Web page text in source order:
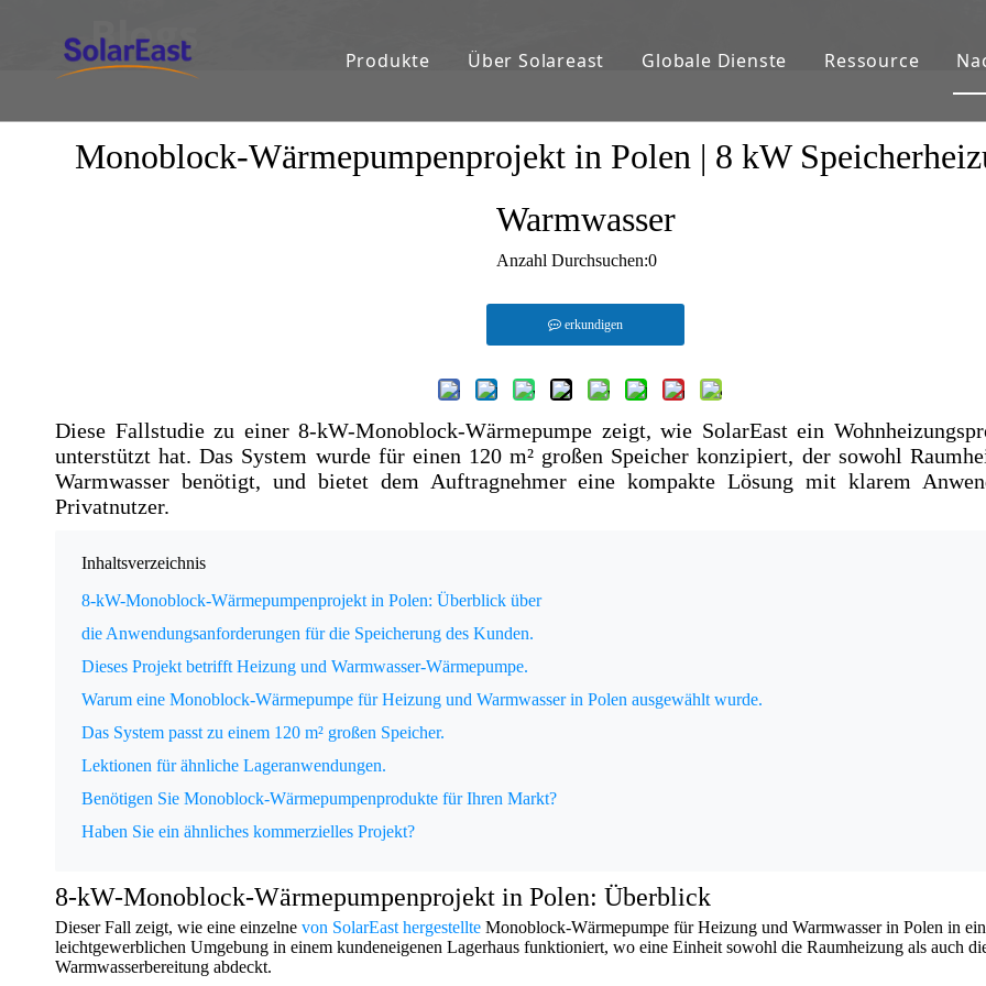
Produkte Über Solareast Globale Dienste Ressource
Blogs
Monoblock-Wärmepumpenprojekt in Polen | 8 kW
Warmwasser
Anzahl Durchsuchen:0
erkundigen
Diese Fallstudie zu einer 8-kW-Monoblock-Wärmepumpe zeigt, wie SolarEast ein
unterstützt hat. Das System wurde für einen 120 m² großen Speicher konzipiert, der sowohl
Warmwasser benötigt, und bietet dem Auftragnehmer eine kompakte Lösung mit klarem
Privatnutzer.
Inhaltsverzeichnis
8-kW-Monoblock-Wärmepumpenprojekt in Polen: Überblick über
die Anwendungsanforderungen für die Speicherung des Kunden.
Dieses Projekt betrifft Heizung und Warmwasser-Wärmepumpe.
Warum eine Monoblock-Wärmepumpe für Heizung und Warmwasser in Polen ausgewählt wurde.
Das System passt zu einem 120 m² großen Speicher.
Lektionen für ähnliche Lageranwendungen.
Benötigen Sie Monoblock-Wärmepumpenprodukte für Ihren Markt?
Haben Sie ein ähnliches kommerzielles Projekt?
8-kW-Monoblock-Wärmepumpenprojekt in Polen: Überblick
Dieser Fall zeigt, wie eine einzelne von SolarEast hergestellte Monoblock-Wärmepumpe für Heizung und Warmwasser in Polen in
leichtgewerblichen Umgebung in einem kundeneigenen Lagerhaus funktioniert, wo eine Einheit sowohl die Raumheizung als auch
Warmwasserbereitung abdeckt.